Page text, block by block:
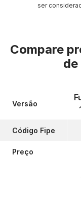
ser
Compare
de
Versão
Código Fipe
Preço